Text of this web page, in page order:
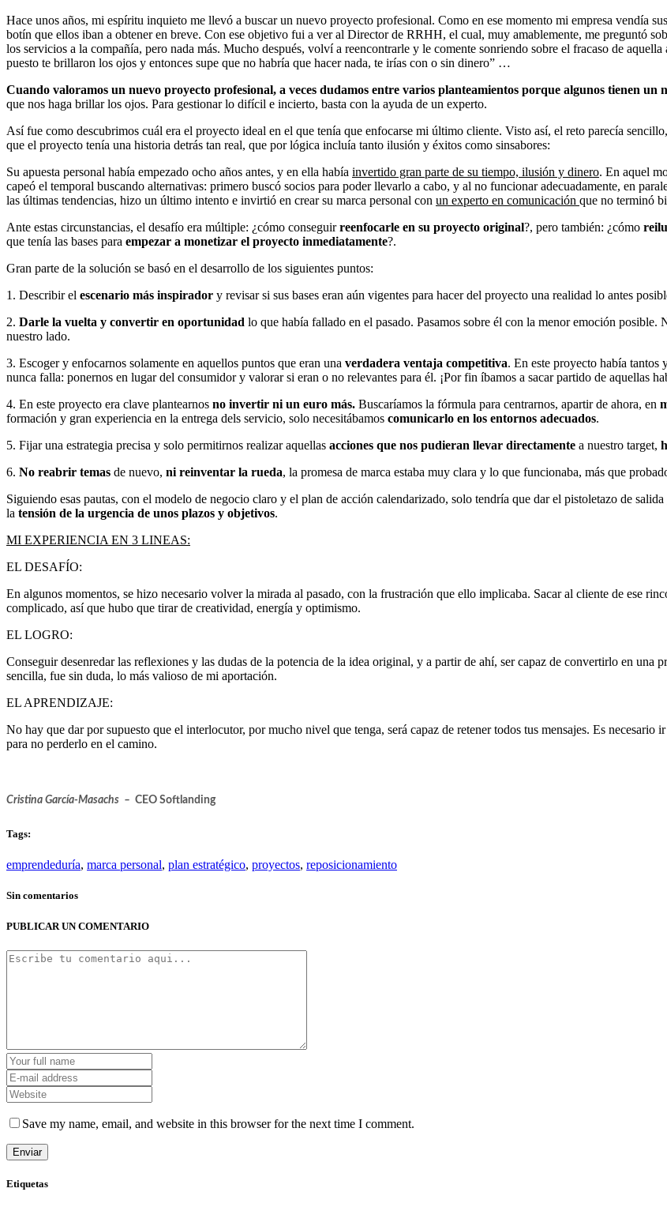
Hace unos años, mi espíritu inquieto me llevó a buscar un nuevo proyecto profesional. Como en ese momento mi empresa vendía
botín que ellos iban a obtener en breve. Con ese objetivo fui a ver al Director de RRHH, el cual, muy amablemente, me preguntó
los servicios a la compañía, pero nada más. Mucho después, volví a reencontrarle y le comente sonriendo sobre el fracaso de
puesto te brillaron los ojos y entonces supe que no habría que hacer nada, te irías con o sin dinero” …
Cuando valoramos un nuevo proyecto profesional, a veces dudamos entre varios planteamientos porque algunos tienen un
que nos haga brillar los ojos. Para gestionar lo difícil e incierto, basta con la ayuda de un experto.
Así fue como descubrimos cuál era el proyecto ideal en el que tenía que enfocarse mi último cliente. Visto así, el reto parecía
que el proyecto tenía una historia detrás tan real, que por lógica incluía tanto ilusión y éxitos como sinsabores:
Su apuesta personal había empezado ocho años antes, y en ella había invertido gran parte de su tiempo, ilusión y dinero. En aquel
capeó el temporal buscando alternativas: primero buscó socios para poder llevarlo a cabo, y al no funcionar adecuadamente, en
las últimas tendencias, hizo un último intento e invirtió en crear su marca personal con un experto en comunicación que no terminó
Ante estas circunstancias, el desafío era múltiple: ¿cómo conseguirreenfocarle en su proyecto original?, pero también: ¿cómo
que tenía las bases para empezar a monetizar el proyecto inmediatamente?.
Gran parte de la solución se basó en el desarrollo de los siguientes puntos:
1. Describir el escenario más inspirador y revisar si sus bases eran aún vigentes para hacer del proyecto una realidad lo antes
2. Darle la vuelta y convertir en oportunidad lo que había fallado en el pasado. Pasamos sobre él con la menor emoción
nuestro lado.
3. Escoger y enfocarnos solamente en aquellos puntos que eran una verdadera ventaja competitiva. En este proyecto había tantos
nunca falla: ponernos en lugar del consumidor y valorar si eran o no relevantes para él. ¡Por fin íbamos a sacar partido de aquellas
4. En este proyecto era clave plantearnos no invertir ni un euro más. Buscaríamos la fórmula para centrarnos, apartir de ahora, en
formación y gran experiencia en la entrega dels servicio, solo necesitábamos comunicarlo en los entornos adecuados.
5. Fijar una estrategia precisa y solo permitirnos realizar aquellas acciones que nos pudieran llevar directamente a nuestro target,
6. No reabrir temas de nuevo, ni reinventar la rueda, la promesa de marca estaba muy clara y lo que funcionaba, más que
Siguiendo esas pautas, con el modelo de negocio claro y el plan de acción calendarizado, solo tendría que dar el pistoletazo de
la tensión de la urgencia de unos plazos y objetivos.
MI EXPERIENCIA EN 3 LINEAS:
EL DESAFÍO:
En algunos momentos, se hizo necesario volver la mirada al pasado, con la frustración que ello implicaba. Sacar al cliente de ese
complicado, así que hubo que tirar de creatividad, energía y optimismo.
EL LOGRO:
Conseguir desenredar las reflexiones y las dudas de la potencia de la idea original, y a partir de ahí, ser capaz de convertirlo en una
sencilla, fue sin duda, lo más valioso de mi aportación.
EL APRENDIZAJE:
No hay que dar por supuesto que el interlocutor, por mucho nivel que tenga, será capaz de retener todos tus mensajes. Es necesario
para no perderlo en el camino.
Cristina García-Masachs – CEO Softlanding
Tags:
emprendeduría, marca personal, plan estratégico, proyectos, reposicionamiento
Sin comentarios
PUBLICAR UN COMENTARIO
Save my name, email, and website in this browser for the next time I comment.
Etiquetas